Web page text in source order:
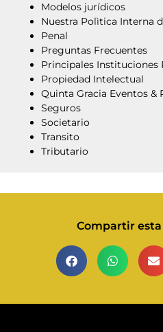
Modelos jurídicos
Nuestra Polìtica Interna
Penal
Preguntas Frecuentes
Principales Instituciones
Propiedad Intelectual
Quinta Gracia Eventos &
Seguros
Societario
Transito
Tributario
Compartir